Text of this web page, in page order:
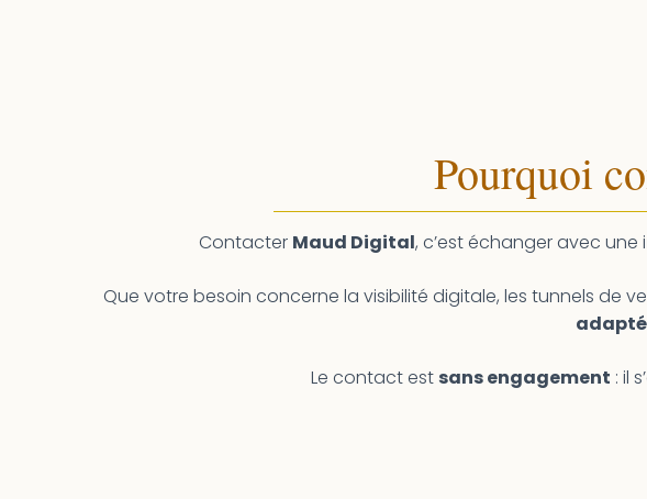
Pourquoi
Contacter Maud Digital, c’est échanger avec une i
Que votre besoin concerne la visibilité digitale, les tunnels de
Le contact est sans engagement : il